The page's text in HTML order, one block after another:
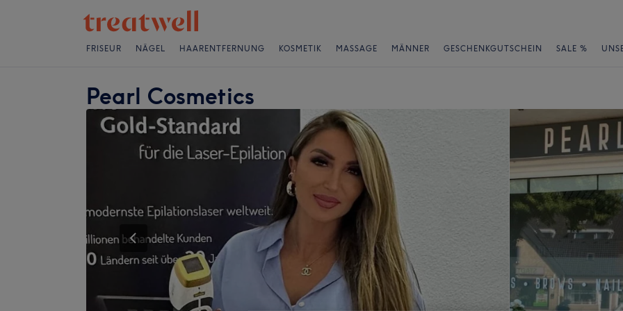
FRISEUR NÄGEL HAARENTFERNUNG KOSMETIK MASSAGE MÄNNER GESCHENKGUTSCHEIN SALE %
Pearl Cosmetics